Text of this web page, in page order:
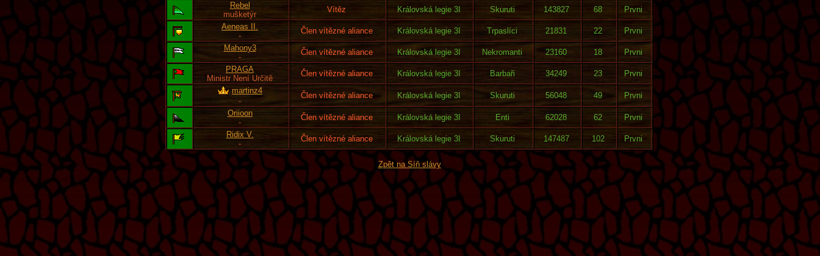
Rebel
mušketýr
Vítěz Královská legie 3I Skuruti 143827 68
Prvni
Aeneas II.
-
Člen vítězné aliance Královská legie 3I Trpaslíci 21831 22
Prvni
Mahony3
-
Člen vítězné aliance Královská legie 3I Nekromanti 23160 18
Prvni
PRAGA
Ministr Není Určitě
Člen vítězné aliance Královská legie 3I Barbaři 34249 23
Prvni
martinz4
-
Člen vítězné aliance Královská legie 3I Skuruti 56048 49
Prvni
Oriioon
-
Člen vítězné aliance Královská legie 3I Enti 62028 62
Prvni
Ridix V.
-
Člen vítězné aliance Královská legie 3I Skuruti 147487 102 Prvni
Zpět na Síň slávy